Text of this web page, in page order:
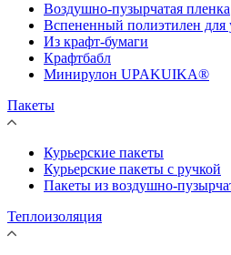
Воздушно-пузырчатая пленка
Вспененный полиэтилен для
Из крафт-бумаги
Крафтбабл
Минирулон UPAKUIKA®
Пакеты
Курьерские пакеты
Курьерские пакеты с ручкой
Пакеты из воздушно-
Теплоизоляция